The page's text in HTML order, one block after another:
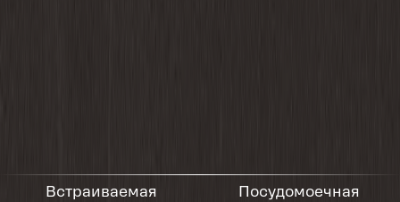
Встраиваемая
Посудомоечная